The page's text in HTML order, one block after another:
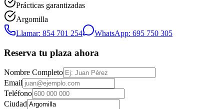
Prácticas garantizadas
Argomilla
Llamar: 854 701 254
WhatsApp: 695 750 305
Reserva tu plaza ahora
Nombre Completo
Email
Teléfono
Ciudad